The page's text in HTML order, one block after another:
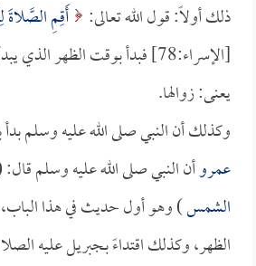
ذلك أولاً: قول الله تعالى: أَقِمِ
[الإسراء:78] فبدأ بوقت الظهر
يعنى: زوالها.
وكذلك أن النبي صلى الله عليه وسلم
عمروأن النبي صلى الله عليه وسلم
الشمس) وهو أول حديث في هذا
الظهر، وكذلك اقتداءً بـجبريل عليه